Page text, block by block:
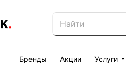
Бренды Акции Услуги